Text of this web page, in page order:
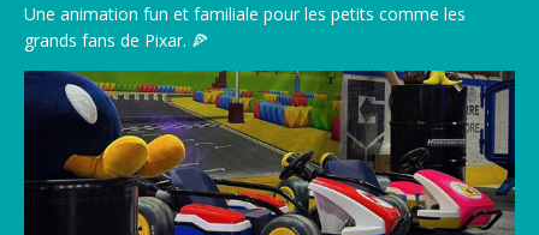
Une animation fun et familiale pour les petits comme les
grands fans de Pixar. 🍕